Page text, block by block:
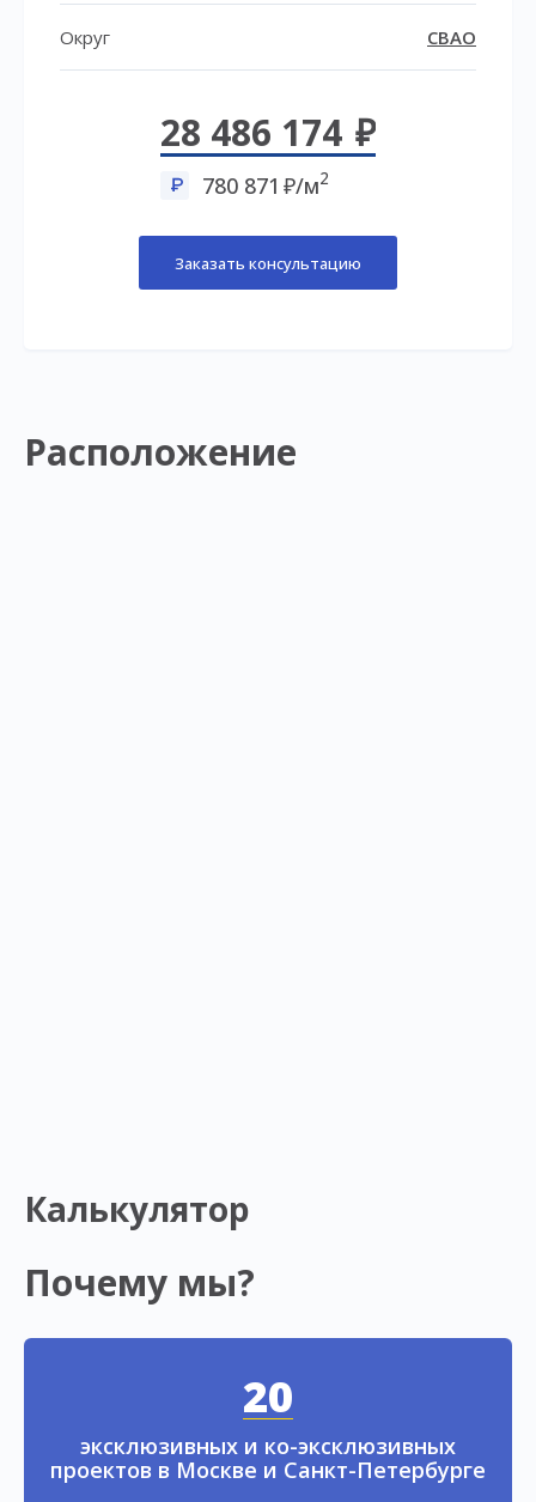
Округ СВАО
28 486 174
780 871 /м2
Заказать консультацию
Расположение
Калькулятор
Почему мы?
20
эксклюзивных и ко-эксклюзивных
проектов в Москве и Санкт-Петербурге